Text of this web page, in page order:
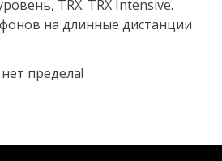
TRX. TRX Intensive.
на длинные дистанции
предела!